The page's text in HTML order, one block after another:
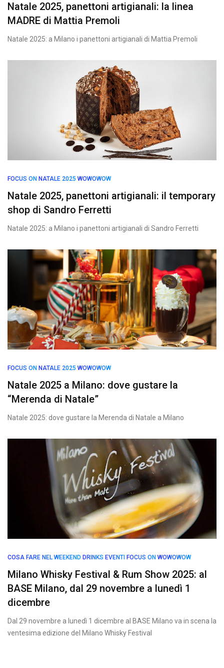
Natale 2025, panettoni artigianali: la linea
MADRE di Mattia Premoli
Natale 2025: a Milano i panettoni artigianali di Mattia Premoli
FOCUS ON NATALE 2025 WOWOWOW
Natale 2025, panettoni artigianali: il temporary
shop di Sandro Ferretti
Natale 2025: a Milano i panettoni artigianali di Sandro Ferretti
FOCUS ON NATALE 2025 WOWOWOW
Natale 2025 a Milano: dove gustare la
“Merenda di Natale”
Natale 2025: dove gustare la Merenda di Natale a Milano
COSA FARE NEL WEEKEND DRINKS EVENTI FOCUS ON WOWOWOW
Milano Whisky Festival & Rum Show 2025: al
BASE Milano, dal 29 novembre a lunedì 1
dicembre
Dal 29 novembre a lunedì 1 dicembre al BASE Milano va in scena la
ventesima edizione del Milano Whisky Festival